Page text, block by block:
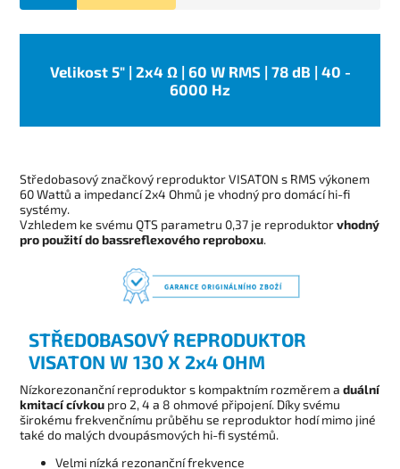
Velikost 5" | 2x4 Ω | 60 W RMS | 78 dB | 40 -
6000 Hz
Středobasový značkový reproduktor VISATON s RMS výkonem
60 Wattů a impedancí 2x4 Ohmů je vhodný pro domácí hi-fi
systémy.
Vzhledem ke svému QTS parametru 0,37 je reproduktorvhodný
pro použití do bassreflexového reproboxu.
STŘEDOBASOVÝ REPRODUKTOR
VISATON W 130 X 2x4 OHM
Nízkorezonanční reproduktor s kompaktním rozměrem a duální
kmitací cívkou pro 2, 4 a 8 ohmové připojení. Díky svému
širokému frekvenčnímu průběhu se reproduktor hodí mimo jiné
také do malých dvoupásmových hi-fi systémů.
Velmi nízká rezonanční frekvence